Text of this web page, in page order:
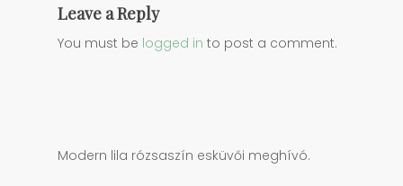
Leave a Reply
You must be logged in to post a comment.
Modern lila rózsaszín esküvői meghívó.